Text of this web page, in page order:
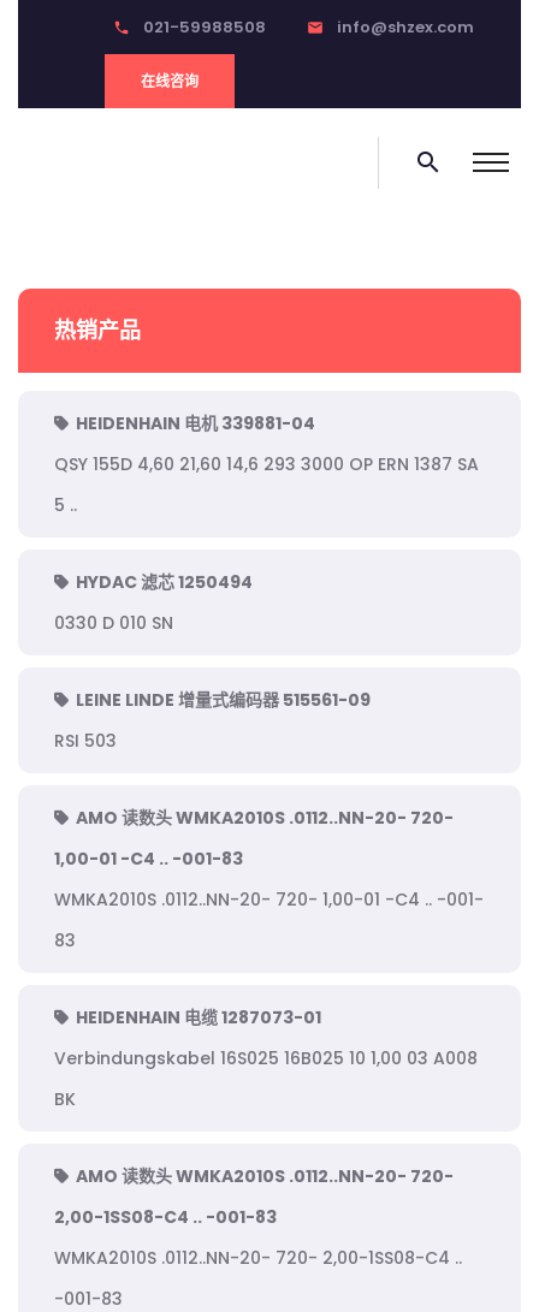
phone 021-59988508 email info@shzex.com
在线咨询
search
热销产品
HEIDENHAIN 电机 339881-04
QSY 155D 4,60 21,60 14,6 293 3000 OP ERN 1387 SA
5 ..
HYDAC 滤芯 1250494
0330 D 010 SN
LEINE LINDE 增量式编码器 515561-09
RSI 503
AMO 读数头 WMKA2010S .0112..NN-20- 720-
1,00-01 -C4 .. -001-83
WMKA2010S .0112..NN-20- 720- 1,00-01 -C4 .. -001-
83
HEIDENHAIN 电缆 1287073-01
Verbindungskabel 16S025 16B025 10 1,00 03 A008
BK
AMO 读数头 WMKA2010S .0112..NN-20- 720-
2,00-1SS08-C4 .. -001-83
WMKA2010S .0112..NN-20- 720- 2,00-1SS08-C4 ..
-001-83